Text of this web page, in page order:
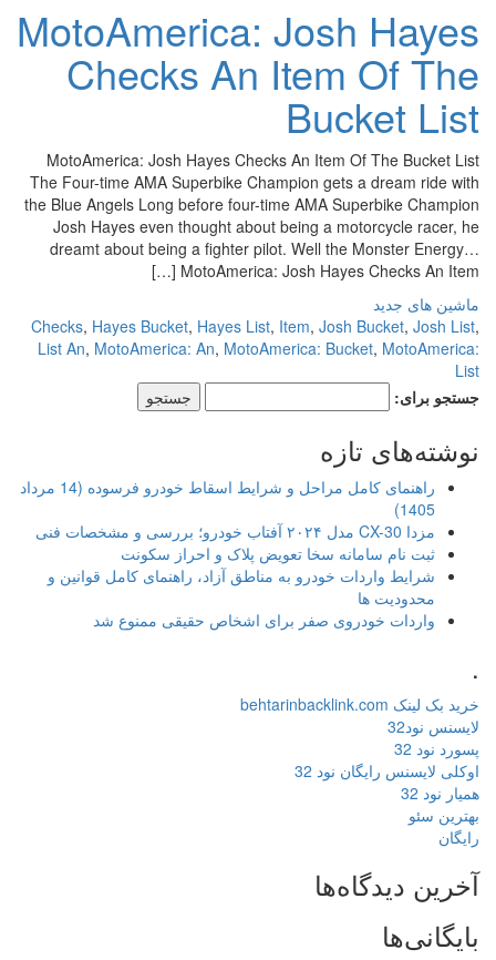
MotoAmerica: Josh Hayes
Checks An Item Of The
Bucket List
MotoAmerica: Josh Hayes Checks An Item Of The Bucket List
The Four-time AMA Superbike Champion gets a dream ride with
the Blue Angels Long before four-time AMA Superbike Champion
Josh Hayes even thought about being a motorcycle racer, he
dreamt about being a fighter pilot. Well the Monster Energy…
MotoAmerica: Josh Hayes Checks An Item […]
ماشین های جدید
Checks,Hayes Bucket,Hayes List,Item,Josh Bucket,Josh List
List An,MotoAmerica: An,MotoAmerica: Bucket,MotoAmerica:
List
جستجو برای:
نوشته‌های تازه
راهنمای کامل مراحل و شرایط اسقاط خودرو فرسوده (14 مرداد
1405)
مزدا CX-30 مدل ۲۰۲۴ آفتاب خودرو؛ بررسی و مشخصات فنی
ثبت نام سامانه سخا تعویض پلاک و احراز سکونت
شرایط واردات خودرو به مناطق آزاد، راهنمای کامل قوانین و
محدودیت ها
واردات خودروی صفر برای اشخاص حقیقی ممنوع شد
خرید بک لینک behtarinbacklink.com
لایسنس نود32
پسورد نود 32
اوکلی لایسنس رایگان نود 32
همیار نود 32
بهترین سئو
رایگان
آخرین دیدگاه‌ها
بایگانی‌ها